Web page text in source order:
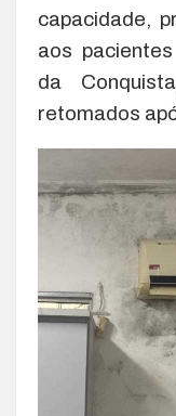
capacidade,
aos
da
retomados